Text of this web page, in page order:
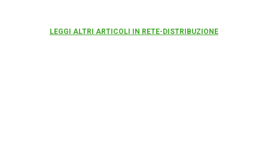
LEGGI ALTRI ARTICOLI IN RETE-DISTRIBUZIONE